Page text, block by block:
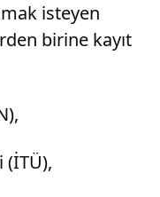
isteyen
birine kayıt